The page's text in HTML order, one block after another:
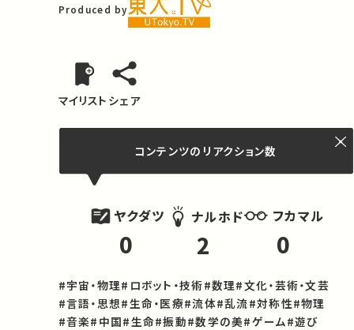
Produced by
マイリスト シェア
コンテンツの リアクション数
ヤクダツ
0
ナルホド
2
フカマル
0
#宇宙・物理#ロボット・技術#数理#文化・芸術・文芸
#言語・思想#生命・医療#流体#乱流#対称性#物理
#音楽#中国#生命#振動#数学の美#ゲーム#遊び